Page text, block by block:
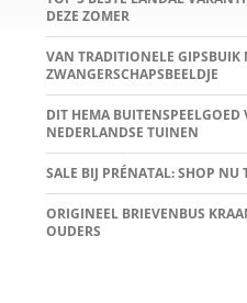
DEZE ZOMER
VAN TRADITIONELE GIPSBUIK
ZWANGERSCHAPSBEELDJE
DIT HEMA BUITENSPEELGOED
NEDERLANDSE TUINEN
SALE BIJ PRÉNATAL: SHOP NU
ORIGINEEL BRIEVENBUS
OUDERS